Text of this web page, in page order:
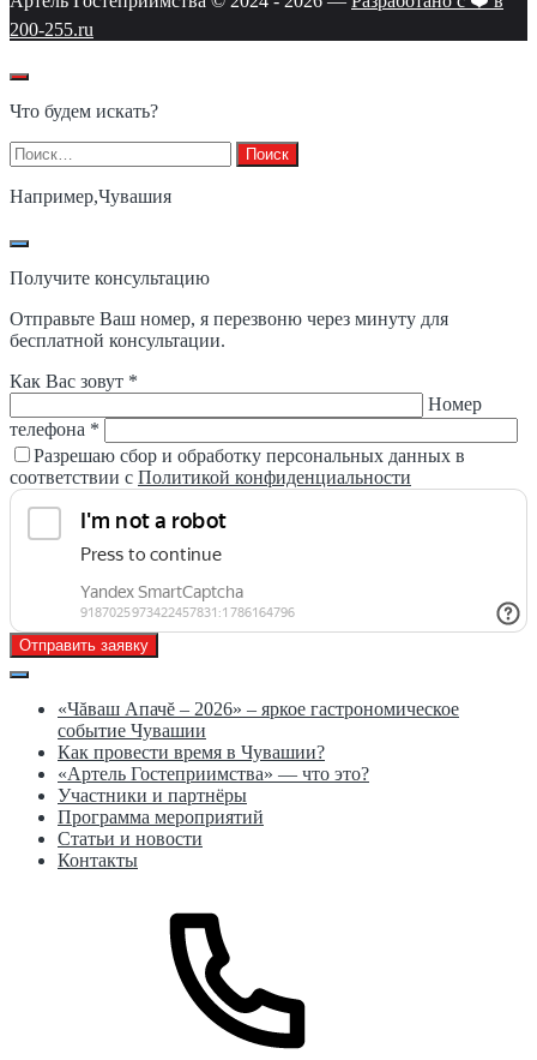
200-255.ru
Что будем искать?
Найти:
Например,Чувашия
Получите консультацию
Отправьте Ваш номер, я перезвоню через минуту для
бесплатной консультации.
Как Вас зовут *
Номер
телефона *
Разрешаю сбор и обработку персональных данных в
соответствии с Политикой конфиденциальности
Отправить заявку
«Чăваш Апачĕ – 2026» – яркое гастрономическое
событие Чувашии
Как провести время в Чувашии?
«Артель Гостеприимства» — что это?
Участники и партнёры
Программа мероприятий
Статьи и новости
Контакты